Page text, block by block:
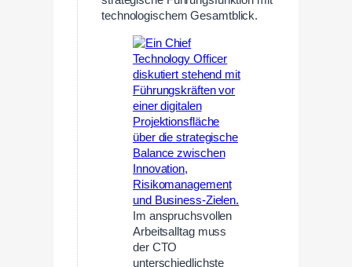
technologischem Gesamtblick.
Im anspruchsvollen
Arbeitsalltag muss
der CTO
unterschiedlichste